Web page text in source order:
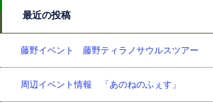
最近の投稿
藤野イベント 藤野ティラノサウルスツアー
周辺イベント情報 「あのねのふぇす」